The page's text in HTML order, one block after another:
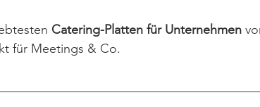
Catering-Platten für Unternehmen
für Meetings & Co.